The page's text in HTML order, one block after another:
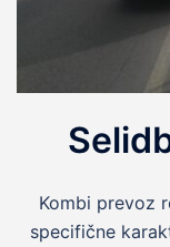
Kombi prevoz
specifične